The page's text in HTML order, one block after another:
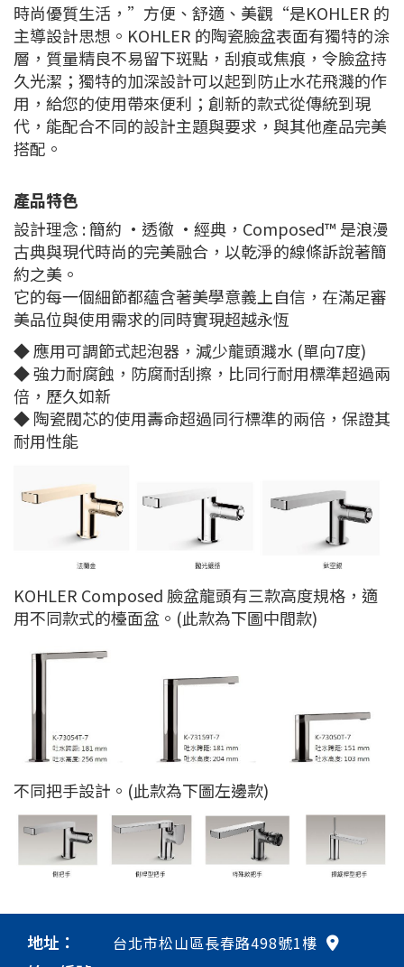
時尚優質生活，”方便、舒適、美觀“是KOHLER 的
主導設計思想。KOHLER 的陶瓷臉盆表面有獨特的涂
層，質量精良不易留下斑點，刮痕或焦痕，令臉盆持
久光潔；獨特的加深設計可以起到防止水花飛濺的作
用，給您的使用帶來便利；創新的款式從傳統到現
代，能配合不同的設計主題與要求，與其他產品完美
搭配。
產品特色
設計理念 : 簡約 ·透徹 ·經典，Composed™ 是浪漫
古典與現代時尚的完美融合，以乾淨的線條訴說著簡
約之美。
它的每一個細節都蘊含著美學意義上自信，在滿足審
美品位與使用需求的同時實現超越永恆
◆ 應用可調節式起泡器，減少龍頭濺水 (單向7度)
◆ 強力耐腐蝕，防腐耐刮擦，比同行耐用標準超過兩
倍，歷久如新
◆ 陶瓷閥芯的使用壽命超過同行標準的兩倍，保證其
耐用性能
KOHLER Composed 臉盆龍頭有三款高度規格，適
用不同款式的檯面盆。(此款為下圖中間款)
不同把手設計。(此款為下圖左邊款)
地址： 台北市松山區長春路498號1樓